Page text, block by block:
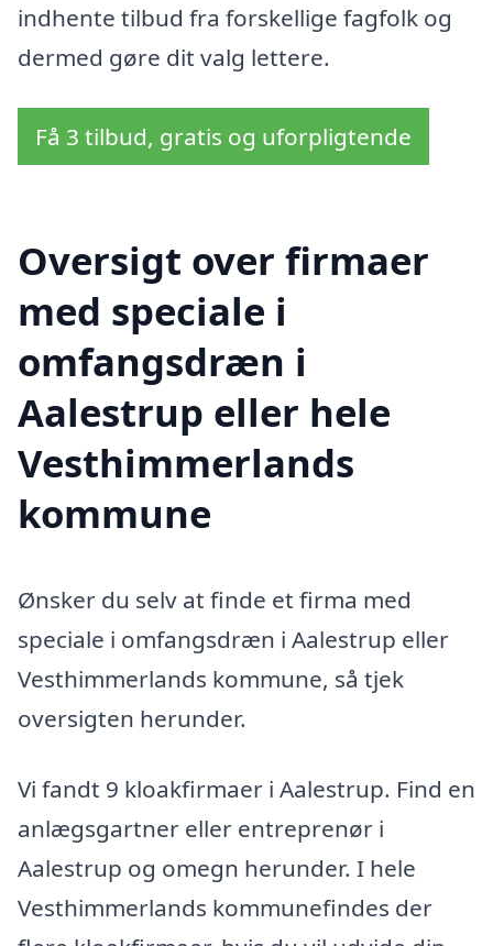
indhente tilbud fra forskellige fagfolk og
dermed gøre dit valg lettere.
Få 3 tilbud, gratis og uforpligtende
Oversigt over firmaer
med speciale i
omfangsdræn i
Aalestrup eller hele
Vesthimmerlands
kommune
Ønsker du selv at finde et firma med
speciale i omfangsdræn i Aalestrup eller
Vesthimmerlands kommune, så tjek
oversigten herunder.
Vi fandt 9 kloakfirmaer i Aalestrup. Find en
anlægsgartner eller entreprenør i
Aalestrup og omegn herunder. I hele
Vesthimmerlands kommunefindes der